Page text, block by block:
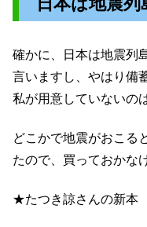
確かに、日本は地震列
言いますし、やはり備
私が用意していないの
どこかで地震がおこる
たので、買っておかな
★たつき諒さんの新本